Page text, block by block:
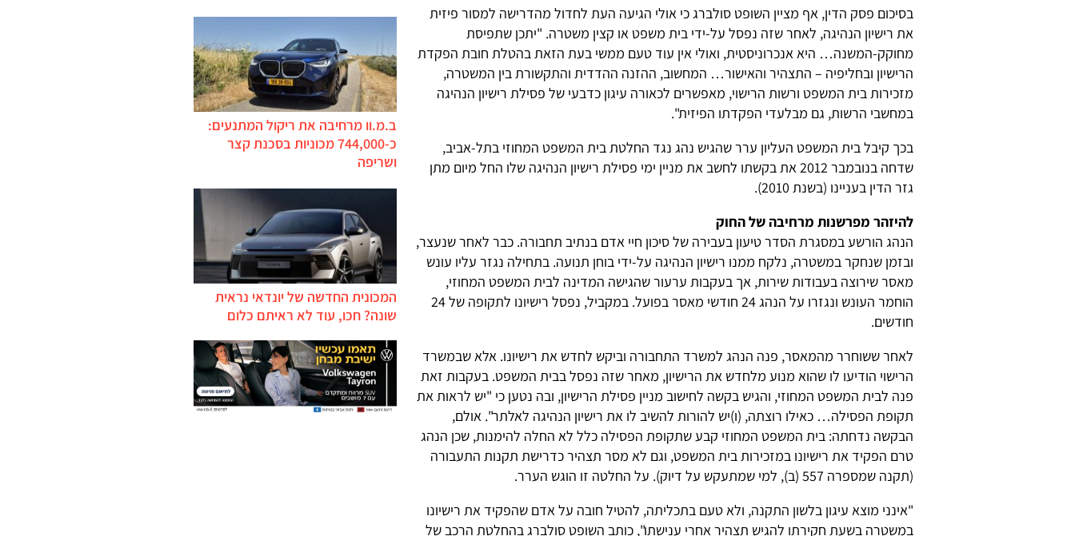
בסיכום פסק הדין, אף מציין השופט סולברג כי אולי הגיעה העת לחדול מהדרישה למסור פיזית
את רישיון הנהיגה, לאחר שזה נפסל על-ידי בית משפט או קצין משטרה. "יתכן שתפיסת
מחוקק-המשנה… היא אנכרוניסטית, ואולי אין עוד טעם ממשי בעת הזאת בהטלת חובת הפקדת
הרישיון ובחליפיה – התצהיר והאישור… המחשוב, ההזנה ההדדית והתקשורת בין המשטרה,
מזכירות בית המשפט ורשות הרישוי, מאפשרים לכאורה עיגון כדבעי של פסילת רישיון הנהיגה
במחשבי הרשות, גם מבלעדי הפקדתו הפיזית".
בכך קיבל בית המשפט העליון ערר שהגיש נהג נגד החלטת בית המשפט המחוזי בתל-אביב,
שדחה בנובמבר 2012 את בקשתו לחשב את מניין ימי פסילת רישיון הנהיגה שלו החל מיום מתן
גזר הדין בעניינו (בשנת 2010).
להיזהר מפרשנות מרחיבה של החוק
הנהג הורשע במסגרת הסדר טיעון בעבירה של סיכון חיי אדם בנתיב תחבורה. כבר לאחר שנעצר,
ובזמן שנחקר במשטרה, נלקח ממנו רישיון הנהיגה על-ידי בוחן תנועה. בתחילה נגזר עליו עונש
מאסר שירוצה בעבודות שירות, אך בעקבות ערעור שהגישה המדינה לבית המשפט המחוזי,
הוחמר העונש ונגזרו על הנהג 24 חודשי מאסר בפועל. במקביל, נפסל רישיונו לתקופה של 24
חודשים.
לאחר ששוחרר מהמאסר, פנה הנהג למשרד התחבורה וביקש לחדש את רישיונו. אלא שבמשרד
הרישוי הודיעו לו שהוא מנוע מלחדש את הרישיון, מאחר שזה נפסל בבית המשפט. בעקבות זאת
פנה לבית המשפט המחוזי, והגיש בקשה לחישוב מניין פסילת הרישיון, ובה נטען כי "יש לראות את
תקופת הפסילה… כאילו רוצתה, (ו)יש להורות להשיב לו את רישיון הנהיגה לאלתר". אולם,
הבקשה נדחתה: בית המשפט המחוזי קבע שתקופת הפסילה כלל לא החלה להימנות, שכן הנהג
טרם הפקיד את רישיונו במזכירות בית המשפט, וגם לא מסר תצהיר כדרישת תקנות התעבורה
(תקנה שמספרה 557 (ב), למי שמתעקש על דיוק). על החלטה זו הוגש הערר.
"אינני מוצא עיגון בלשון התקנה, ולא טעם בתכליתה, להטיל חובה על אדם שהפקיד את רישיונו
במשטרה בשעת חקירתו להגיש תצהיר אחרי ענישתו", כותב השופט סולברג בהחלטת הרכב של
ב.מ.וו מרחיבה את ריקול המתנעים:
כ-744,000 מכוניות בסכנת קצר
ושריפה
המכונית החדשה של יונדאי נראית
שונה? חכו, עוד לא ראיתם כלום